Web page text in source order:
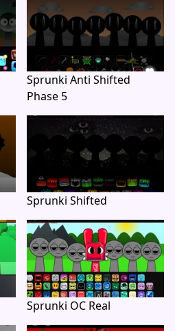
Sprunki Anti Shifted
Phase 5
Sprunki Shifted
Sprunki OC Real